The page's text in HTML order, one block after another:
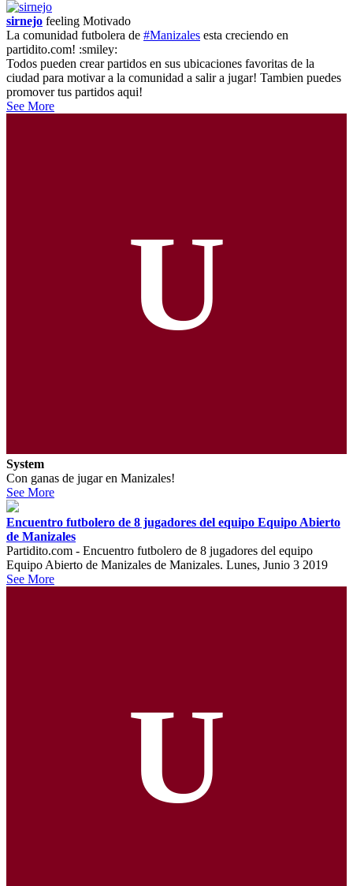
sirnejo feeling Motivado
La comunidad futbolera de #Manizales esta creciendo en
partidito.com! :smiley:
Todos pueden crear partidos en sus ubicaciones favoritas de la
ciudad para motivar a la comunidad a salir a jugar! Tambien puedes
promover tus partidos aqui!
See More
U
System
Con ganas de jugar en Manizales!
See More
Encuentro futbolero de 8 jugadores del equipo Equipo Abierto
de Manizales
Partidito.com - Encuentro futbolero de 8 jugadores del equipo
Equipo Abierto de Manizales de Manizales. Lunes, Junio 3 2019
See More
U